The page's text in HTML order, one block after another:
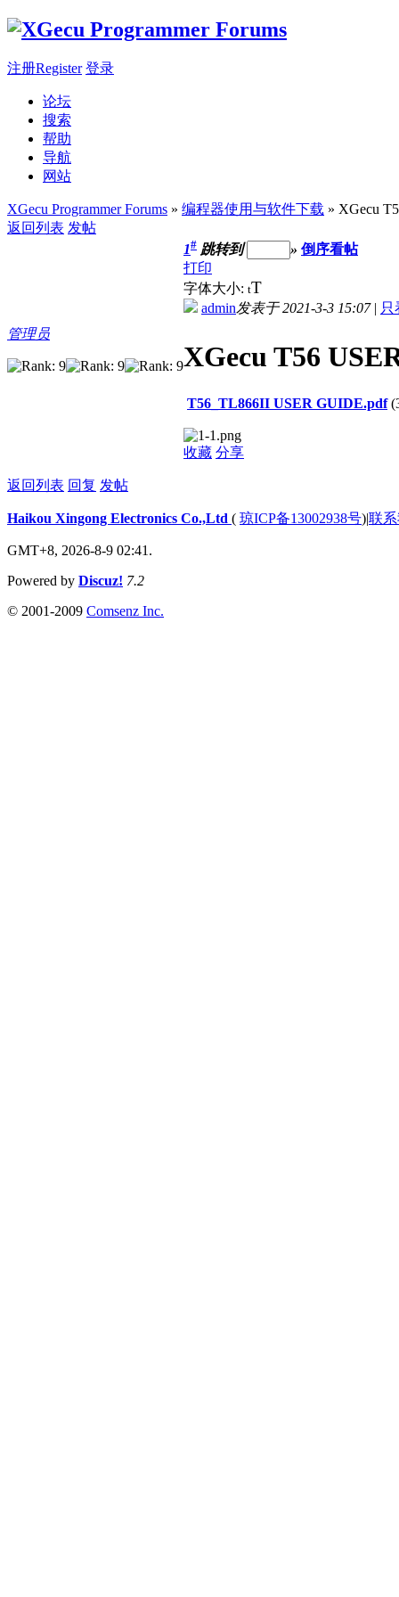
注册Register 登录
论坛
搜索
帮助
导航
网站
XGecu Programmer Forums » 编程器使用与软件下载 » XGecu
返回列表 发帖
管理员
1# 跳转到 » 倒序看帖
打印
字体大小: tT
admin发表于 2021-3-3 15:07| 只
XGecu T56
T56_TL866II USER GUIDE.pdf
收藏 分享
返回列表 回复 发帖
Haikou Xingong Electronics Co.,Ltd ( 琼ICP备13002938号)|联
GMT+8, 2026-8-9 02:41.
Powered by Discuz! 7.2
© 2001-2009 Comsenz Inc.